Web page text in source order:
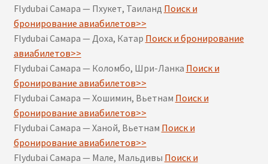
Flydubai Самара — Пхукет, Таиланд Поиск и
бронирование авиабилетов>>
Flydubai Самара — Доха, Катар Поиск и бронирование
авиабилетов>>
Flydubai Самара — Коломбо, Шри-Ланка Поиск и
бронирование авиабилетов>>
Flydubai Самара — Хошимин, Вьетнам Поиск и
бронирование авиабилетов>>
Flydubai Самара — Ханой, Вьетнам Поиск и
бронирование авиабилетов>>
Flydubai Самара — Мале, Мальдивы Поиск и